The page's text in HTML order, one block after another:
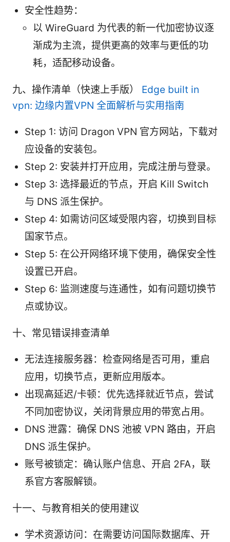
安全性趋势：
以 WireGuard 为代表的新一代加密协议逐
渐成为主流，提供更高的效率与更低的功
耗，适配移动设备。
九、操作清单（快速上手版） Edge built in
vpn: 边缘内置VPN 全面解析与实用指南
Step 1: 访问 Dragon VPN 官方网站，下载对
应设备的安装包。
Step 2: 安装并打开应用，完成注册与登录。
Step 3: 选择最近的节点，开启 Kill Switch
与 DNS 派生保护。
Step 4: 如需访问区域受限内容，切换到目标
国家节点。
Step 5: 在公开网络环境下使用，确保安全性
设置已开启。
Step 6: 监测速度与连通性，如有问题切换节
点或协议。
十、常见错误排查清单
无法连接服务器：检查网络是否可用，重启
应用，切换节点，更新应用版本。
出现高延迟/卡顿：优先选择就近节点，尝试
不同加密协议，关闭背景应用的带宽占用。
DNS 泄露：确保 DNS 池被 VPN 路由，开启
DNS 派生保护。
账号被锁定：确认账户信息、开启 2FA，联
系官方客服解锁。
十一、与教育相关的使用建议
学术资源访问：在需要访问国际数据库、开